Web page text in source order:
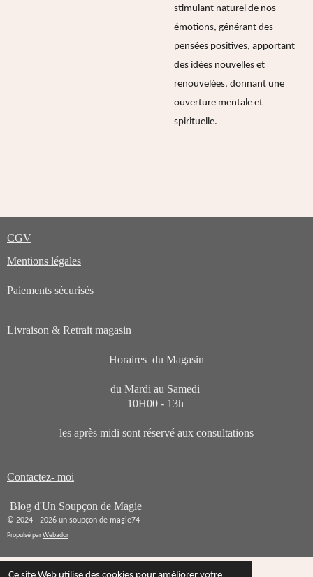
stimulant naturel de nos
émotions, générant des
pensées positives, apportant
des idées nouvelles et
renouvelées, donnant une
ouverture mentale et
spirituelle.
CGV
Mentions légales
Paiements sécurisés
Livraison & Retrait magasin
Horaires du Magasin
du Mardi au Samedi
10H00 - 13h
les après midi sont réservé aux consultations
Contactez- moi
Blog d'Un Soupçon de Magie
© 2024 - 2026 un soupçon de magie74
Propulsé parWebador